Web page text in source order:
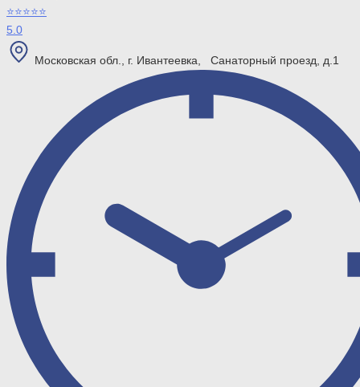
⭐⭐⭐⭐⭐
5.0
Московская обл., г. Ивантеевка, Санаторный проезд, д.1